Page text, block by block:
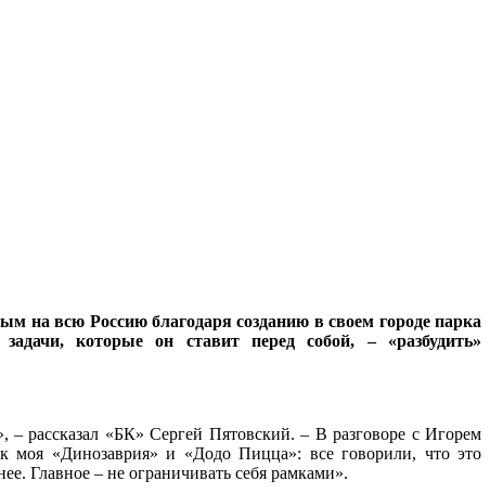
всю Россию благодаря созданию в своем городе парка
которые он ставит перед собой, – «разбудить»
– рассказал «БК» Сергей Пятовский. – В разговоре с Игорем
моя «Динозаврия» и «Додо Пицца»: все говорили, что это
Главное – не ограничивать себя рамками».